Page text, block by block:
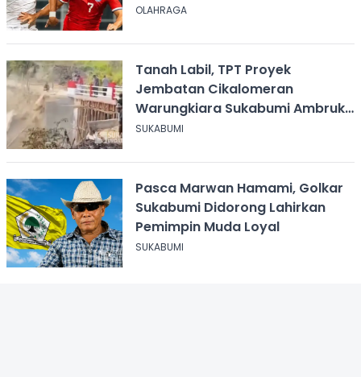
OLAHRAGA
Tanah Labil, TPT Proyek
Jembatan Cikalomeran
Warungkiara Sukabumi Ambruk
Saat Pengurugan
SUKABUMI
Pasca Marwan Hamami, Golkar
Sukabumi Didorong Lahirkan
Pemimpin Muda Loyal
SUKABUMI